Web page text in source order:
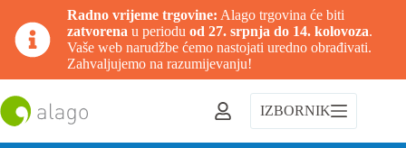
Radno vrijeme trgovine: Alago trgovina će biti
zatvorena u periodu od 27. srpnja do 14. kolovoza.
Vaše web narudžbe ćemo nastojati uredno obrađivati.
Zahvaljujemo na razumijevanju!
na
sadržaj
IZBORNIK